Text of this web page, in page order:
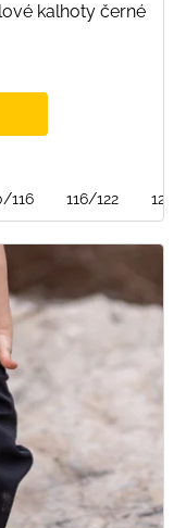
kalhoty černé
116 116/122 122/